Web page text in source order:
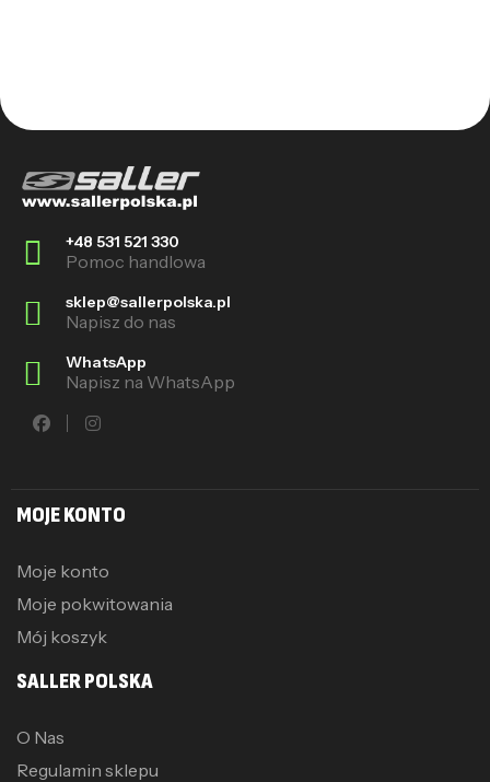
+48 531 521 330
Pomoc handlowa
sklep@sallerpolska.pl
Napisz do nas
WhatsApp
Napisz na WhatsApp
MOJE KONTO
Moje konto
Moje pokwitowania
Mój koszyk
SALLER POLSKA
O Nas
Regulamin sklepu